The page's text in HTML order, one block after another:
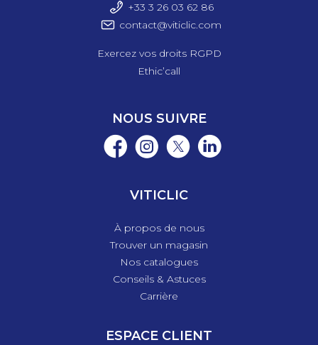
+33 3 26 03 62 86
contact@viticlic.com
Exercez vos droits RGPD
Ethic’call
NOUS SUIVRE
VITICLIC
À propos de nous
Trouver un magasin
Nos catalogues
Conseils & Astuces
Carrière
ESPACE CLIENT